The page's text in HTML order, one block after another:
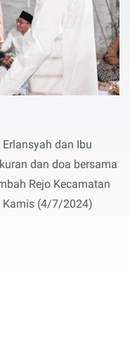
dan Ibu
dan doa bersama
Rejo Kecamatan
Kamis (4/7/2024)